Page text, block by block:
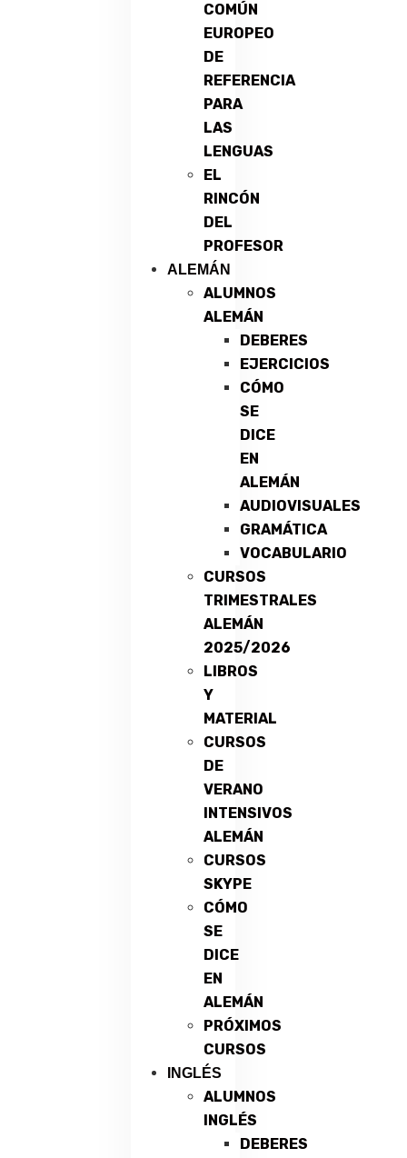
COMÚN
EUROPEO
DE
REFERENCIA
PARA
LAS
LENGUAS
EL
RINCÓN
DEL
PROFESOR
ALEMÁN
ALUMNOS
ALEMÁN
DEBERES
EJERCICIOS
CÓMO
SE
DICE
EN
ALEMÁN
AUDIOVISUALES
GRAMÁTICA
VOCABULARIO
CURSOS
TRIMESTRALES
ALEMÁN
2025/2026
LIBROS
Y
MATERIAL
CURSOS
DE
VERANO
INTENSIVOS
ALEMÁN
CURSOS
SKYPE
CÓMO
SE
DICE
EN
ALEMÁN
PRÓXIMOS
CURSOS
INGLÉS
ALUMNOS
INGLÉS
DEBERES